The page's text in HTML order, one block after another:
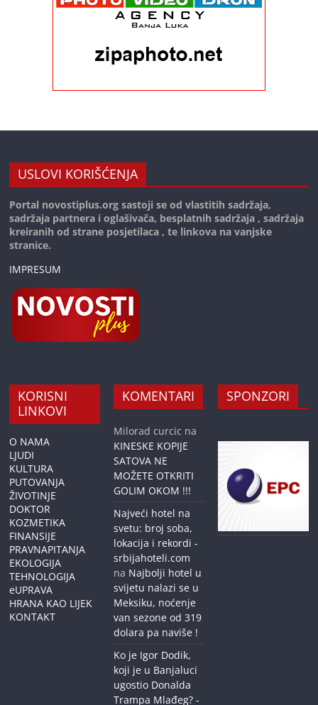
USLOVI KORIŠĆENJA
Portal novostiplus.org sastoji se od vlastitih sadržaja,
sadržaja partnera i oglašivača, besplatnih sadržaja , sadržaja
kreiranih od strane posjetilaca , te linkova na vanjske
stranice.
IMPRESUM
KORISNI
LINKOVI
O NAMA
LJUDI
KULTURA
PUTOVANJA
ŽIVOTINJE
DOKTOR
KOZMETIKA
FINANSIJE
PRAVNAPITANJA
EKOLOGIJA
TEHNOLOGIJA
eUPRAVA
HRANA KAO LIJEK
KONTAKT
KOMENTARI
Milorad curcic na
KINESKE KOPIJE
SATOVA NE
MOŽETE OTKRITI
GOLIM OKOM !!!
Najveći hotel na
svetu: broj soba,
lokacija i rekordi -
srbijahoteli.com
na Najbolji hotel u
svijetu nalazi se u
Meksiku, noćenje
van sezone od 319
dolara pa naviše !
Ko je Igor Dodik,
koji je u Banjaluci
ugostio Donalda
Trampa Mlađeg? -
SPONZORI